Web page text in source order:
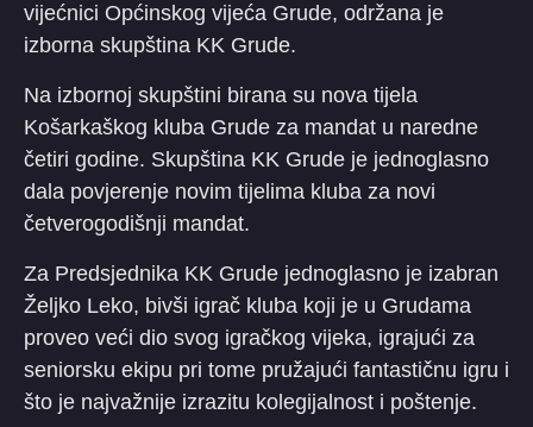
vijećnici Općinskog vijeća Grude, održana je
izborna skupština KK Grude.
Na izbornoj skupštini birana su nova tijela
Košarkaškog kluba Grude za mandat u naredne
četiri godine. Skupština KK Grude je jednoglasno
dala povjerenje novim tijelima kluba za novi
četverogodišnji mandat.
Za Predsjednika KK Grude jednoglasno je izabran
Željko Leko, bivši igrač kluba koji je u Grudama
proveo veći dio svog igračkog vijeka, igrajući za
seniorsku ekipu pri tome pružajući fantastičnu igru i
što je najvažnije izrazitu kolegijalnost i poštenje.